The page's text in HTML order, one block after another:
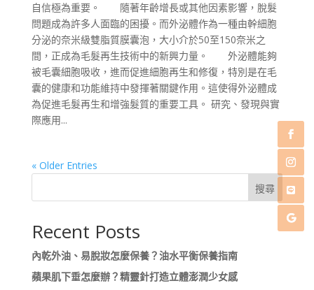
自信極為重要。 隨著年齡增長或其他因素影響，脫髮
問題成為許多人面臨的困擾。而外泌體作為一種由幹細胞
分泌的奈米級雙脂質膜囊泡，大小介於50至150奈米之
間，正成為毛髮再生技術中的新興力量。 外泌體能夠
被毛囊細胞吸收，進而促進細胞再生和修復，特別是在毛
囊的健康和功能維持中發揮著關鍵作用。這使得外泌體成
為促進毛髮再生和增強髮質的重要工具。 研究、發現與實
際應用...
« Older Entries
搜尋
Recent Posts
內乾外油、易脫妝怎麼保養？油水平衡保養指南
蘋果肌下垂怎麼辦？精靈針打造立體澎潤少女感